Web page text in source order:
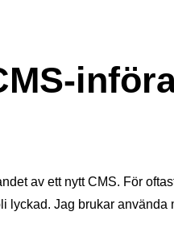
av ett nytt CMS. För
Jag brukar